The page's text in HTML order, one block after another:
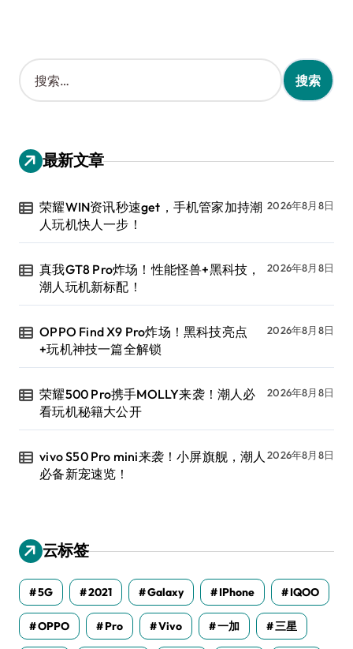
搜
索
：
最新文章
荣耀WIN资讯秒速get，手机管家加持潮
人玩机快人一步！
2026年8月8日
真我GT8 Pro炸场！性能怪兽+黑科技，
潮人玩机新标配！
2026年8月8日
OPPO Find X9 Pro炸场！黑科技亮点
+玩机神技一篇全解锁
2026年8月8日
荣耀500 Pro携手MOLLY来袭！潮人必
看玩机秘籍大公开
2026年8月8日
vivo S50 Pro mini来袭！小屏旗舰，潮人
必备新宠速览！
2026年8月8日
云标签
5G 2021 Galaxy IPhone IQOO
OPPO Pro Vivo 一加 三星